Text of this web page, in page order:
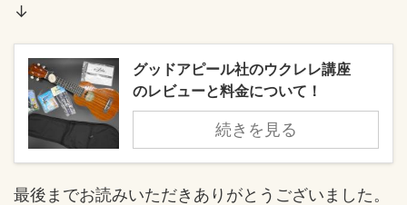
↓
グッドアピール社のウクレレ講座
のレビューと料金について！
続きを見る
最後までお読みいただきありがとうございました。